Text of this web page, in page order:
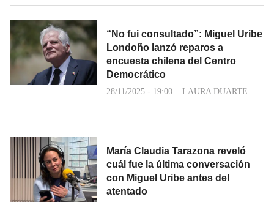
“No fui consultado”: Miguel Uribe
Londoño lanzó reparos a
encuesta chilena del Centro
Democrático
28/11/2025 - 19:00 LAURA DUARTE
María Claudia Tarazona reveló
cuál fue la última conversación
con Miguel Uribe antes del
atentado